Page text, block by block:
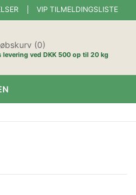
VIP TILMELDINGSLISTE
(0)
levering ved DKK 500 op til 20 kg